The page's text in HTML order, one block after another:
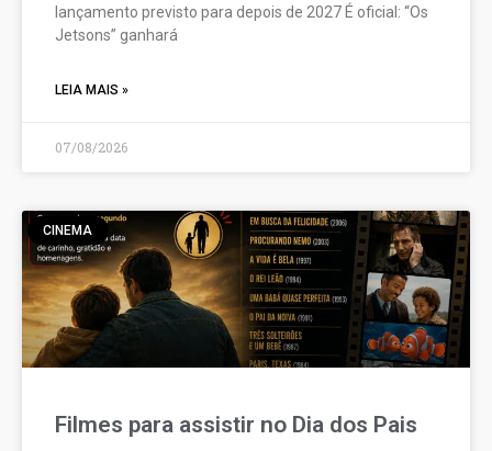
lançamento previsto para depois de 2027 É oficial: “Os
Jetsons” ganhará
LEIA MAIS »
07/08/2026
CINEMA
Filmes para assistir no Dia dos Pais